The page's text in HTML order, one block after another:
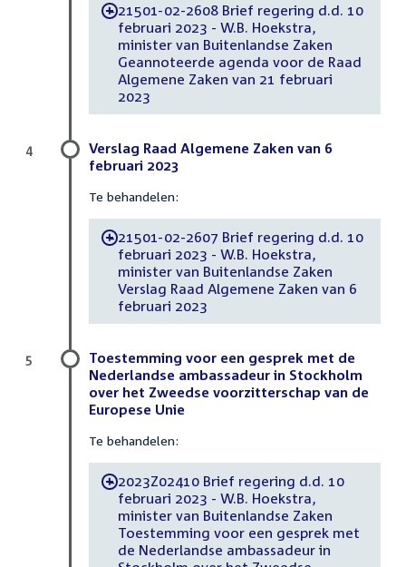
-21501-02-2608 Brief regering d.d. 10
februari 2023 - W.B. Hoekstra,
minister van Buitenlandse Zaken
Geannoteerde agenda voor de Raad
Algemene Zaken van 21 februari
2023
Verslag Raad Algemene Zaken van 6
februari 2023
Te behandelen:
-21501-02-2607 Brief regering d.d. 10
februari 2023 - W.B. Hoekstra,
minister van Buitenlandse Zaken
Verslag Raad Algemene Zaken van 6
februari 2023
4
Toestemming voor een gesprek met de
Nederlandse ambassadeur in Stockholm
over het Zweedse voorzitterschap van de
Europese Unie
Te behandelen:
-2023Z02410 Brief regering d.d. 10
februari 2023 - W.B. Hoekstra,
minister van Buitenlandse Zaken
Toestemming voor een gesprek met
de Nederlandse ambassadeur in
5